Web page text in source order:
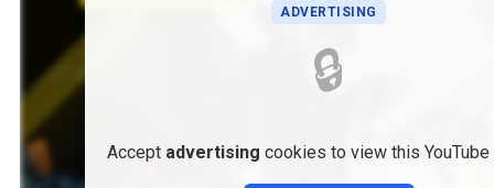
ADVERTISING
🔒
Accept advertising cookies to view this YouTube